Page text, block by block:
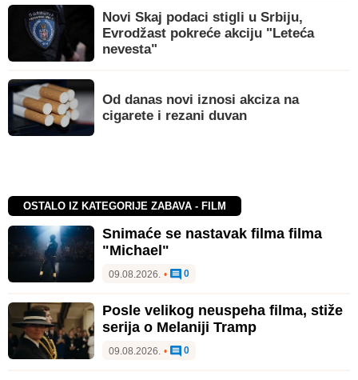
Novi Skaj podaci stigli u Srbiju,
Evrodžast pokreće akciju "Leteća
nevesta"
Od danas novi iznosi akciza na
cigarete i rezani duvan
OSTALO IZ KATEGORIJE ZABAVA - FILM
Snimaće se nastavak filma filma
"Michael"
09.08.2026. • 0
Posle velikog neuspeha filma, stiže
serija o Melaniji Tramp
09.08.2026. • 0